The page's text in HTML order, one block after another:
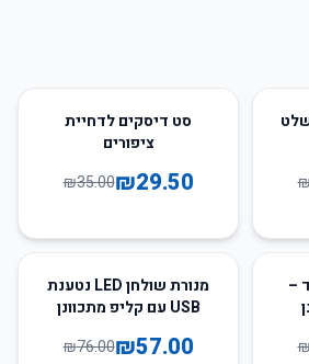
סט דיסקים לדחיית
ציפורים
₪29.50
₪35.00
–
25
מנורת שולחן LED נטענת
USB עם קליפ מתכוונן
₪57.00
₪76.00